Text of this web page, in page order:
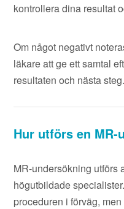
kontrollera dina resultat
Om något negativt
läkare att ge ett samtal
resultaten och nästa steg.
Hur utförs en MR-
MR-undersökning utförs
högutbildade
proceduren i förväg,